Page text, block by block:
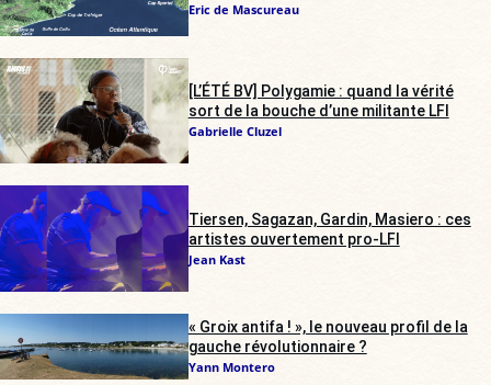
Eric de Mascureau
[L’ÉTÉ BV] Polygamie : quand la vérité
sort de la bouche d’une militante LFI
Gabrielle Cluzel
Tiersen, Sagazan, Gardin, Masiero : ces
artistes ouvertement pro-LFI
Jean Kast
« Groix antifa ! », le nouveau profil de la
gauche révolutionnaire ?
Yann Montero